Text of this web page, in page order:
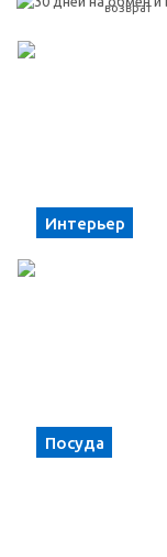
возврат
Интерьер
Посуда